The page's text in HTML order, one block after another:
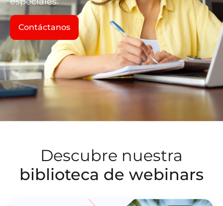
Contáctanos
Descubre nuestra
biblioteca de webinars